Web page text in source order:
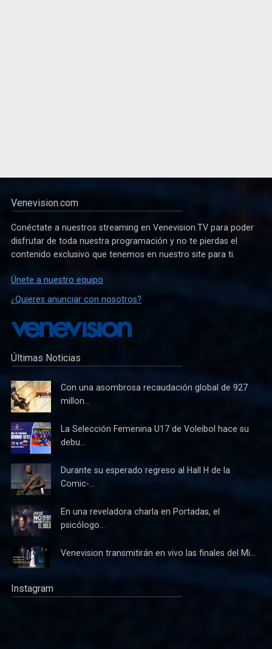
Venevision.com
Conéctate a nuestros streaming en Venevision.TV para poder
disfrutar de toda nuestra programación y no te pierdas el
contenido exclusivo que tenemos en nuestro site para ti.
Únete a nuestro equipo
¿Quieres anunciar con nosotros?
Últimas Noticias
Con una asombrosa recaudación global de 927
millon...
La Selección Femenina U17 de Voleibol hace su
debu...
Durante su esperado regreso al Hall H de la
Comic-...
En una reveladora charla en Portadas, el
psicólogo...
Venevision transmitirán en vivo las finales del Mi...
Instagram